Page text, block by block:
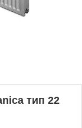
тип 22